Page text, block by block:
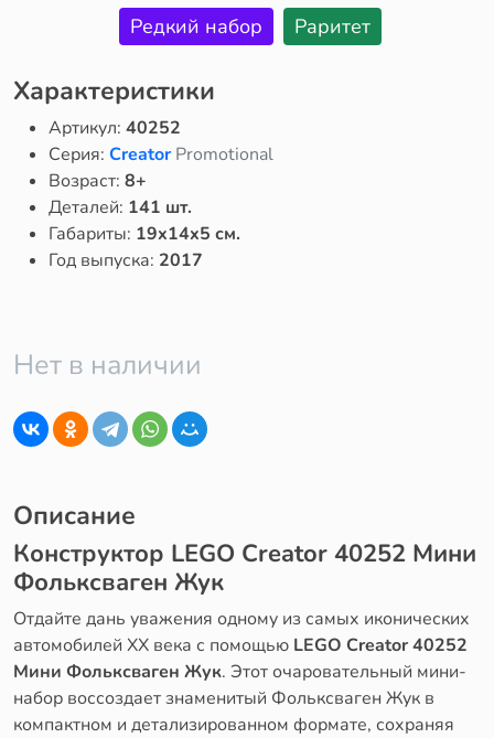
Редкий набор Раритет
Характеристики
Артикул: 40252
Серия: CreatorPromotional
Возраст: 8+
Деталей: 141 шт.
Габариты: 19x14x5 см.
Год выпуска: 2017
Нет в наличии
Описание
Конструктор LEGO Creator 40252 Мини
Фольксваген Жук
Отдайте дань уважения одному из самых иконических
автомобилей XX века с помощью LEGO Creator 40252
Мини Фольксваген Жук. Этот очаровательный мини-
набор воссоздает знаменитый Фольксваген Жук в
компактном и детализированном формате, сохраняя